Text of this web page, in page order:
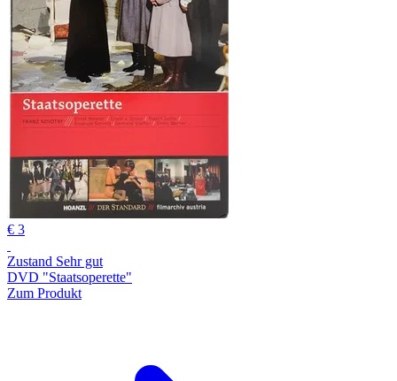
€ 3
Zustand Sehr gut
DVD "Staatsoperette"
Zum Produkt